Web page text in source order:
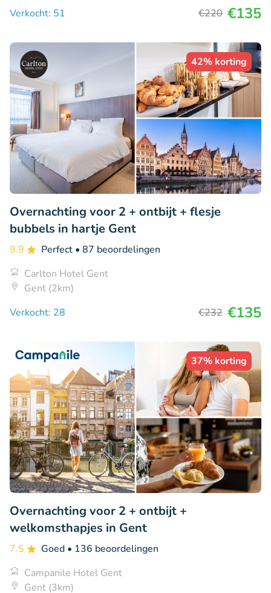
Verkocht: 51
€220 €135
42% korting
Overnachting voor 2 + ontbijt + flesje
bubbels in hartje Gent
9.9 Perfect • 87 beoordelingen
Carlton Hotel Gent
Gent (2km)
Verkocht: 28
€232 €135
37% korting
Overnachting voor 2 + ontbijt +
welkomsthapjes in Gent
7.5 Goed • 136 beoordelingen
Campanile Hotel Gent
Gent (3km)